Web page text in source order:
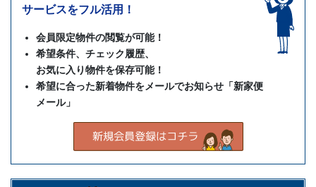
サービスをフル活用！
会員限定物件の閲覧が可能！
希望条件、チェック履歴、
お気に入り物件を保存可能！
希望に合った新着物件をメールでお知らせ「新家便
メール」